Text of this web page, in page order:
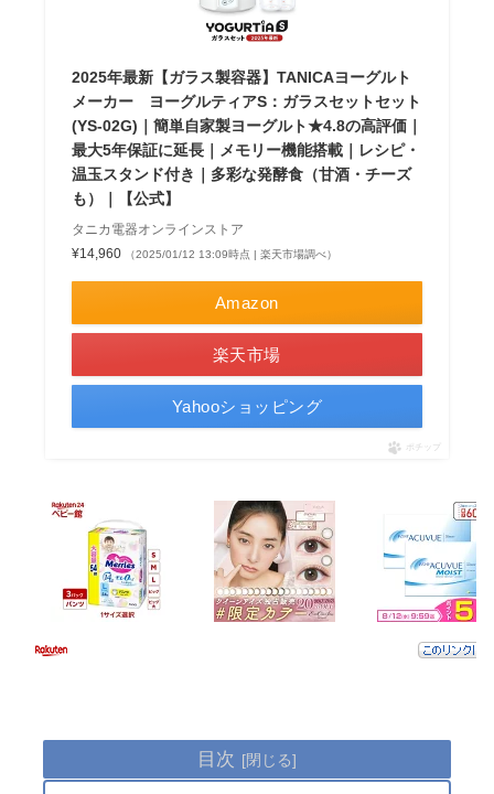
2025年最新【ガラス製容器】TANICAヨーグルト
メーカー ヨーグルティアS：ガラスセットセット
(YS-02G)｜簡単自家製ヨーグルト★4.8の高評価｜
最大5年保証に延長｜メモリー機能搭載｜レシピ・
温玉スタンド付き｜多彩な発酵食（甘酒・チーズ
も）｜【公式】
タニカ電器オンラインストア
¥14,960
（2025/01/12 13:09時点 | 楽天市場調べ）
Amazon
楽天市場
Yahooショッピング
ポチップ
目次